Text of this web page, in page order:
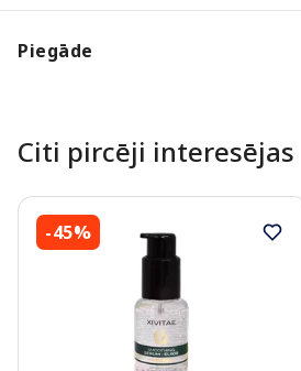
Piegāde
Citi pircēji interesējas
-45%